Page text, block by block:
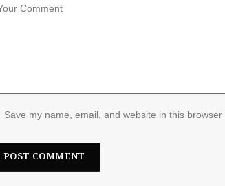
Save my name, email, and website in this